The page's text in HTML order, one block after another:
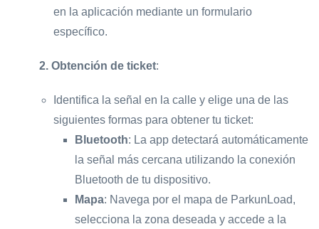
en la aplicación mediante un formulario
específico.
2. Obtención de ticket:
Identifica la señal en la calle y elige una de las
siguientes formas para obtener tu ticket:
Bluetooth: La app detectará automáticamente
la señal más cercana utilizando la conexión
Bluetooth de tu dispositivo.
Mapa: Navega por el mapa de ParkunLoad,
selecciona la zona deseada y accede a la